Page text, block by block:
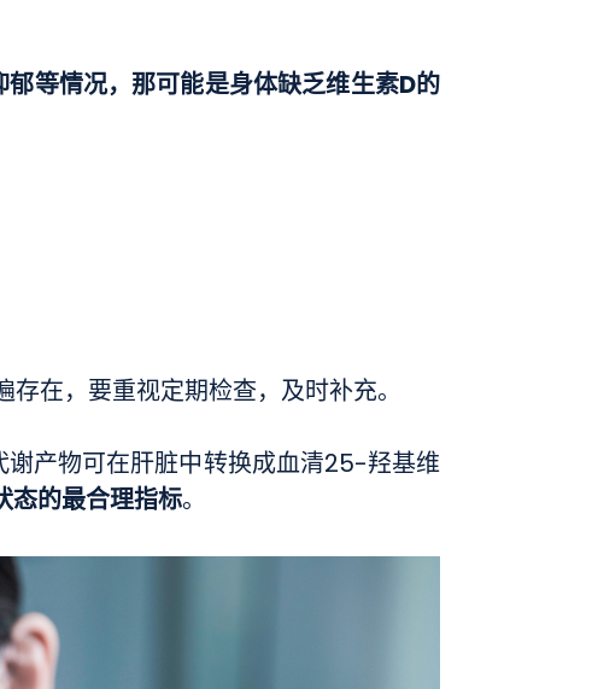
等情况，那可能是身体缺乏维生素D的
在，要重视定期检查，及时补充。
产物可在肝脏中转换成血清25-羟基维
态的最合理指标。